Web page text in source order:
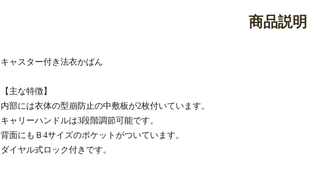
商品説明
キャスター付き法衣かばん
【主な特徴】
内部には衣体の型崩防止の中敷板が2枚付いています。
キャリーハンドルは3段階調節可能です。
背面にもＢ4サイズのポケットがついています。
ダイヤル式ロック付きです。